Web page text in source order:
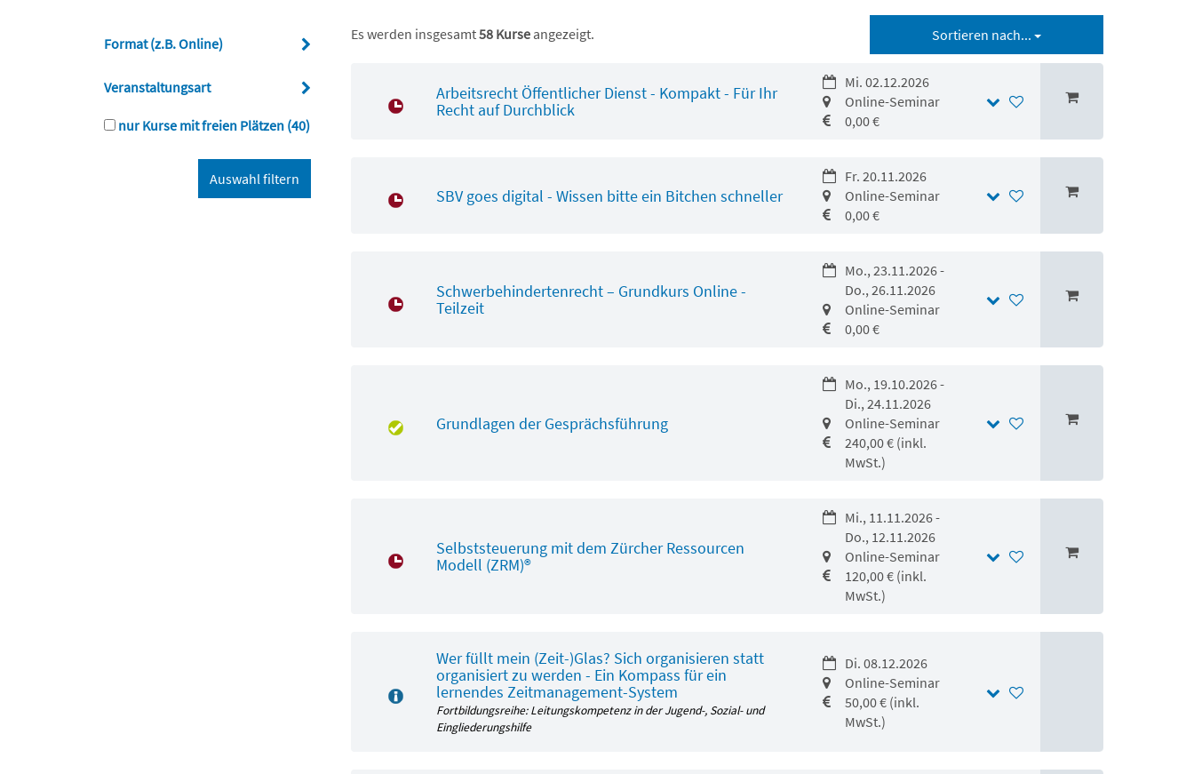
Format (z.B. Online)
Veranstaltungsart
nur Kurse mit freien Plätzen (40)
Es werden insgesamt58 Kurseangezeigt. Sortieren nach...
Arbeitsrecht Öffentlicher Dienst - Kompakt - Für Ihr
Recht auf Durchblick
Mi. 02.12.2026
Online-Seminar
0,00 €
SBV goes digital - Wissen bitte ein Bitchen schneller
Fr. 20.11.2026
Online-Seminar
0,00 €
Schwerbehindertenrecht – Grundkurs Online -
Teilzeit
Mo., 23.11.2026 -
Do., 26.11.2026
Online-Seminar
0,00 €
Grundlagen der Gesprächsführung
Mo., 19.10.2026 -
Di., 24.11.2026
Online-Seminar
240,00 € (inkl.
MwSt.)
Selbststeuerung mit dem Zürcher Ressourcen
Modell (ZRM)®
Mi., 11.11.2026 -
Do., 12.11.2026
Online-Seminar
120,00 € (inkl.
MwSt.)
Wer füllt mein (Zeit-)Glas? Sich organisieren statt
organisiert zu werden - Ein Kompass für ein
lernendes Zeitmanagement-System
Fortbildungsreihe: Leitungskompetenz in der Jugend-, Sozial- und
Eingliederungshilfe
Di. 08.12.2026
Online-Seminar
50,00 € (inkl.
MwSt.)